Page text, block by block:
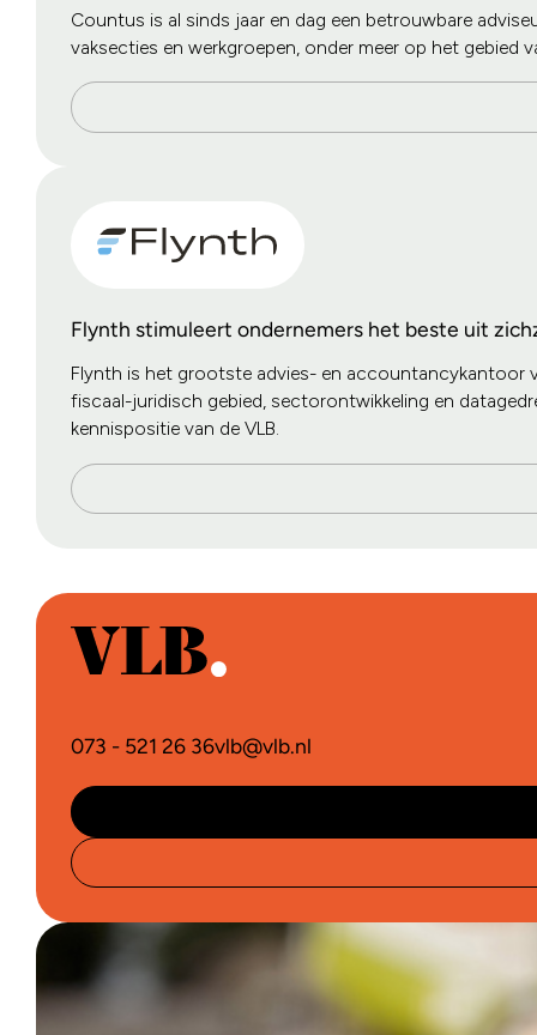
Countus is al sinds jaar en dag een betrouwbare
vaksecties en werkgroepen, onder meer op het gebied
Flynth stimuleert ondernemers het beste uit
Flynth is het grootste advies- en accountancykantoor
fiscaal-juridisch gebied, sectorontwikkeling en
kennispositie van de VLB.
073 - 521 26 36vlb@vlb.nl